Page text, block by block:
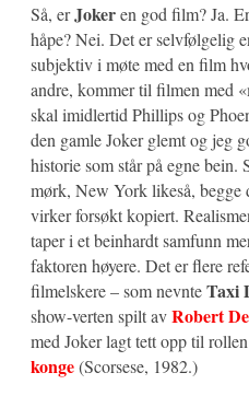
Så, erJokeren god film? Ja.
håpe? Nei. Det er selvfølgelig
subjektiv i møte med en film
andre, kommer til filmen med
skal imidlertid Phillips og
den gamle Joker glemt og jeg
historie som står på egne bein.
mørk, New York likeså, begge
virker forsøkt kopiert.
taper i et beinhardt samfunn
faktoren høyere. Det er flere
filmelskere – som nevnteTaxi
show-verten spilt avRobert
med Joker lagt tett opp til
konge(Scorsese, 1982.)